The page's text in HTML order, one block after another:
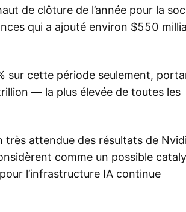
de clôture de l’année pour la
qui a ajouté environ $550
sur cette période seulement,
— la plus élevée de toutes les
attendue des résultats de
comme un possible
l’infrastructure IA continue